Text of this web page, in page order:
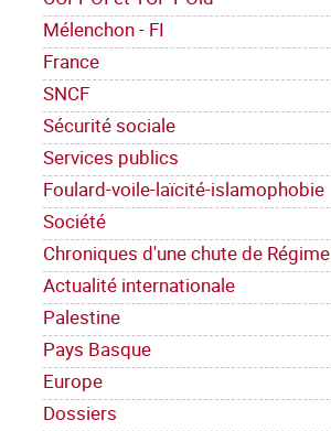
Mélenchon - FI
France
SNCF
Sécurité sociale
Services publics
Foulard-voile-laïcité-islamophobie
Société
Chroniques d'une chute de Régime
Actualité internationale
Palestine
Pays Basque
Europe
Dossiers